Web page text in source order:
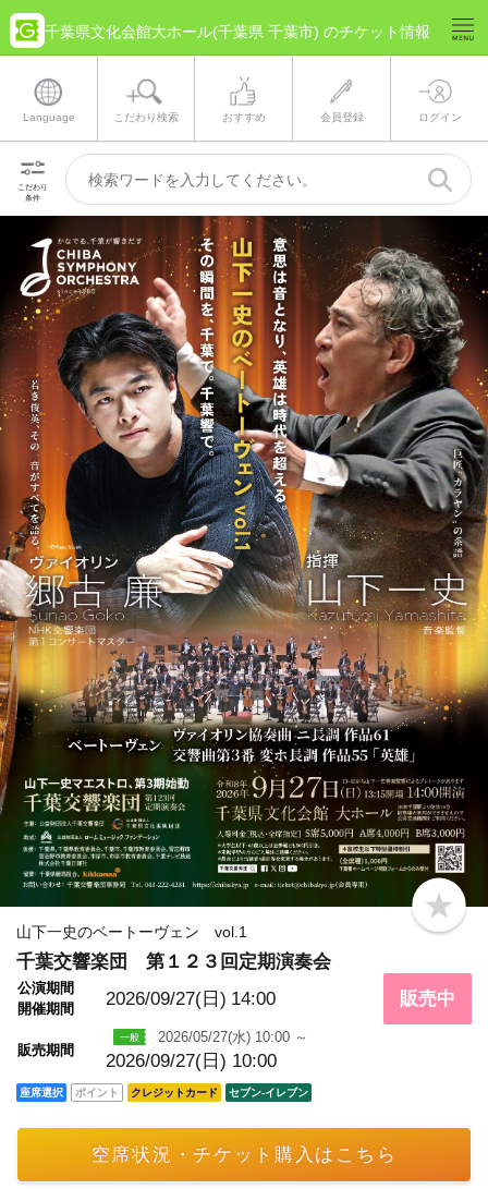
千葉県文化会館大ホール(千葉県 千葉市) のチケット情報
Language こだわり検索 おすすめ 会員登録 ログイン
こだわり
条件
b
o
m
a
k
山下一史のベートーヴェン vol.1
千葉交響楽団 第１２３回定期演奏会
公演期間
開催期間
2026/09/27(日) 14:00
販売期間
2026/05/27(水) 10:00 ～
2026/09/27(日) 10:00
販売中
座席選択 ポイント クレジットカード セブン‐イレブン
空席状況・チケット購入はこちら